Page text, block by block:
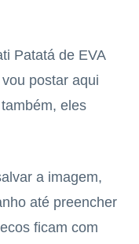
Patatá de EVA
postar aqui
eles
a imagem,
até preencher
ficam com